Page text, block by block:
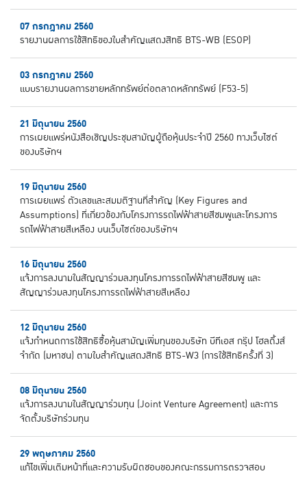
07 กรกฎาคม 2560
รายงานผลการใช้สิทธิของใบสำคัญแสดงสิทธิ BTS-WB (ESOP)
03 กรกฎาคม 2560
แบบรายงานผลการขายหลักทรัพย์ต่อตลาดหลักทรัพย์ (F53-5)
21 มิถุนายน 2560
การเผยแพร่หนังสือเชิญประชุมสามัญผู้ถือหุ้นประจำปี 2560 ทางเว็บไซต์
ของบริษัทฯ
19 มิถุนายน 2560
การเผยแพร่ ตัวเลขและสมมติฐานที่สำคัญ (Key Figures and
Assumptions) ที่เกี่ยวข้องกับโครงการรถไฟฟ้าสายสีชมพูและโครงการ
รถไฟฟ้าสายสีเหลือง บนเว็บไซต์ของบริษัทฯ
16 มิถุนายน 2560
แจ้งการลงนามในสัญญาร่วมลงทุนโครงการรถไฟฟ้าสายสีชมพู และ
สัญญาร่วมลงทุนโครงการรถไฟฟ้าสายสีเหลือง
12 มิถุนายน 2560
แจ้งกำหนดการใช้สิทธิซื้อหุ้นสามัญเพิ่มทุนของบริษัท บีทีเอส กรุ๊ป โฮลดิ้งส์
จำกัด (มหาชน) ตามใบสำคัญแสดงสิทธิ BTS-W3 (การใช้สิทธิครั้งที่ 3)
08 มิถุนายน 2560
แจ้งการลงนามในสัญญาร่วมทุน (Joint Venture Agreement) และการ
จัดตั้งบริษัทร่วมทุน
29 พฤษภาคม 2560
แก้ไขเพิ่มเติมหน้าที่และความรับผิดชอบของคณะกรรมการตรวจสอบ